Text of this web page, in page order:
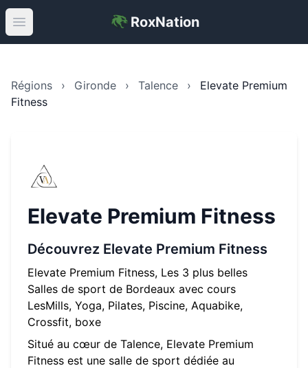
Open main menu RoxNation
Régions › Gironde › Talence ›
Elevate Premium
Fitness
Elevate Premium Fitness
Découvrez Elevate Premium Fitness
Elevate Premium Fitness, Les 3 plus belles
Salles de sport de Bordeaux avec cours
LesMills, Yoga, Pilates, Piscine, Aquabike,
Crossfit, boxe
Situé au cœur de Talence, Elevate Premium
Fitness est une salle de sport dédiée au